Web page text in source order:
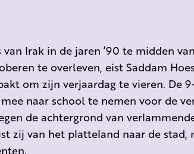
Irak in de jaren ’90 te midden
te overleven, eist Saddam
om zijn verjaardag te vieren. De
naar school te nemen voor de
de achtergrond van
zij van het platteland naar de stad,